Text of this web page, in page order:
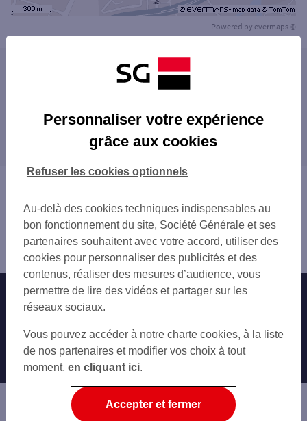
Powered by evermaps ©
Les distributeurs/automates dans les villes à
LINGOLSHEIM
STRASBOURG
BISCHHEIM
ERSTEIN
OBERNAI
Les distributeurs/automates dans les
départements limitrophes
57 MOSELLE
88 VOSGES
Bas-Rhin
Nos engagements Nous contacter
Autres sites SG
Professionnels
Entreprises
Associations
Personnaliser votre expérience
grâce aux cookies
Au-delà des cookies techniques indispensables au
bon fonctionnement du site, Société Générale et ses
partenaires souhaitent avec votre accord, utiliser des
cookies pour personnaliser des publicités et des
contenus, réaliser des mesures d’audience, vous
permettre de lire des vidéos et partager sur les
réseaux sociaux.
Vous pouvez accéder à notre charte cookies, à la liste
de nos partenaires et modifier vos choix à tout
moment, en cliquant ici.
Refuser les cookies optionnels
Accepter et fermer